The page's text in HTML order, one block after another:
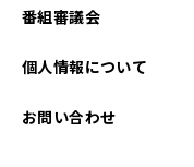
2025年
番組審議会
個人情報について
お問い合わせ